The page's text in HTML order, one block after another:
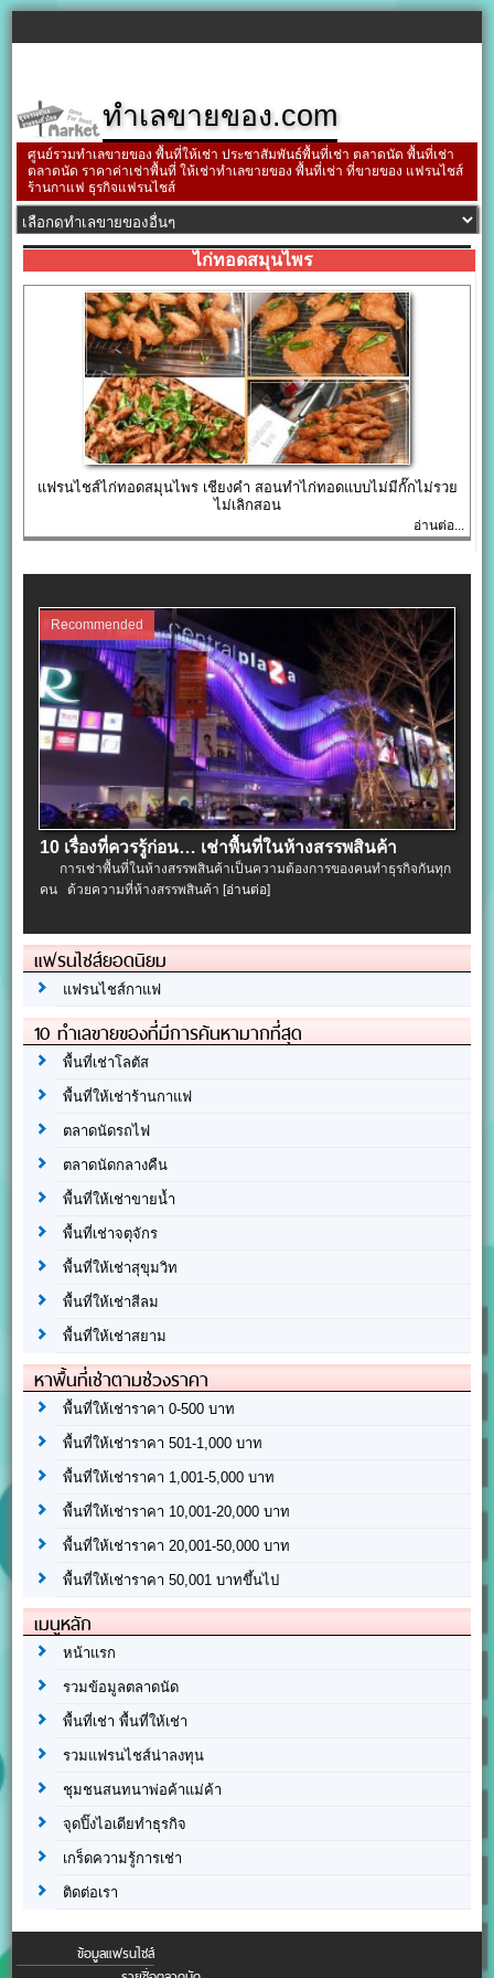
ทำเลขายของ.com
ศูนย์รวมทำเลขายของ พื้นที่ให้เช่า ประชาสัมพันธ์พื้นที่เช่า ตลาดนัด พื้นที่เช่า
ตลาดนัด ราคาค่าเช่าพื้นที่ ให้เช่าทำเลขายของ พื้นที่เช่า ที่ขายของ แฟรนไชส์
ร้านกาแฟ ธุรกิจแฟรนไชส์
ไก่ทอดสมุนไพร
แฟรนไชส์ไก่ทอดสมุนไพร เชียงคำ สอนทำไก่ทอดแบบไม่มีกั๊กไม่รวย
ไม่เลิกสอน
อ่านต่อ...
Recommended
10 เรื่องที่ควรรู้ก่อน… เช่าพื้นที่ในห้างสรรพสินค้า
การเช่าพื้นที่ในห้างสรรพสินค้าเป็นความต้องการของคนทำธุรกิจกันทุก
คน ด้วยความที่ห้างสรรพสินค้า[อ่านต่อ]
แฟรนไชส์ยอดนิยม
แฟรนไชส์กาแฟ
10 ทำเลขายของที่มีการค้นหามากที่สุด
พื้นที่เช่าโลตัส
พื้นที่ให้เช่าร้านกาแฟ
ตลาดนัดรถไฟ
ตลาดนัดกลางคืน
พื้นที่ให้เช่าขายน้ำ
พื้นที่เช่าจตุจักร
พื้นที่ให้เช่าสุขุมวิท
พื้นที่ให้เช่าสีลม
พื้นที่ให้เช่าสยาม
หาพื้นที่เช่าตามช่วงราคา
พื้นที่ให้เช่าราคา 0-500 บาท
พื้นที่ให้เช่าราคา 501-1,000 บาท
พื้นที่ให้เช่าราคา 1,001-5,000 บาท
พื้นที่ให้เช่าราคา 10,001-20,000 บาท
พื้นที่ให้เช่าราคา 20,001-50,000 บาท
พื้นที่ให้เช่าราคา 50,001 บาทขึ้นไป
เมนูหลัก
หน้าแรก
รวมข้อมูลตลาดนัด
พื้นที่เช่า พื้นที่ให้เช่า
รวมแฟรนไชส์น่าลงทุน
ชุมชนสนทนาพ่อค้าแม่ค้า
จุดปิ๊งไอเดียทำธุรกิจ
เกร็ดความรู้การเช่า
ติดต่อเรา
ข้อมูลแฟรนไชส์